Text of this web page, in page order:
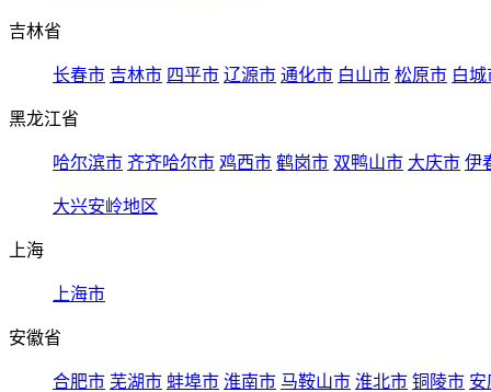
吉林省
长春市 吉林市 四平市 辽源市 通化市 白山市 松原市 白城
黑龙江省
哈尔滨市 齐齐哈尔市 鸡西市 鹤岗市 双鸭山市 大庆市 伊
大兴安岭地区
上海
上海市
安徽省
合肥市 芜湖市 蚌埠市 淮南市 马鞍山市 淮北市 铜陵市 安